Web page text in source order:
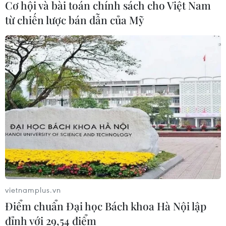
09/08/2026 11:51
Trí tuệ nhân tạo tạo virus mới tiêu
diệt vi khuẩn kháng thuốc
09/08/2026 07:45
Trung Quốc vượt Mỹ trở thành quốc
gia dẫn đầu thế giới về chi tiêu cho
R&D
09/08/2026 07:25
Nghị quyết số 57: Hành động đột
phá, lan tỏa kết quả
09/08/2026 05:44
Cơ hội và bài toán chính sách cho Việt Nam
từ chiến lược bán dẫn của Mỹ
vietnamplus.vn
Điểm chuẩn Đại học Bách khoa Hà Nội lập
đỉnh với 29,54 điểm